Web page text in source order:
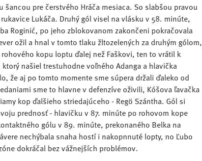
šancou pre čerstvého Hráča mesiaca. So slabšou pravou
Lukáča. Druhý gól visel na vlásku v 58. minúte,
Roginić, po jeho zblokovanom zakončeni pokračovala
ožil a hnal v tomto tlaku žltozelených za druhým gólom,
kopu loptu ďalej než Faškovi, ten to vrátil k
našiel trestuhodne voľného Adanga a hlavička
že aj po tomto momente sme súpera držali ďaleko od
sme to hlavne v defenzíve oživili, Kóšova ľavačka
kop ďalšieho striedajúceho - Regö Szántha. Gól si
prednosť - hlavičku v 87. minúte po rohovom kope
gólu v 89. minúte, prekonaného Belka na
nechýbala snaha hostí i nakopnnuté lopty, no Ľubo
dokráčal bez vážnejších problémov.